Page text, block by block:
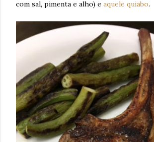
com sal, pimenta e alho) e aquele quiabo.